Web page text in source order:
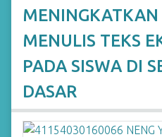
MENULIS TEKS
PADA SISWA DI
DASAR